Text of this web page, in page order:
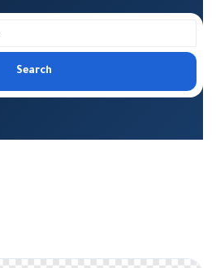
Search